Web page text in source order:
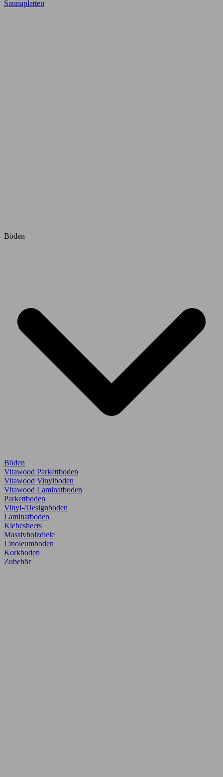
Saunaplatten
Böden
Böden
Vitawood Parkettboden
Vitawood Vinylboden
Vitawood Laminatboden
Parkettboden
Vinyl-/Designboden
Laminatboden
Klebesheets
Massivholzdiele
Linoleumboden
Korkboden
Zubehör